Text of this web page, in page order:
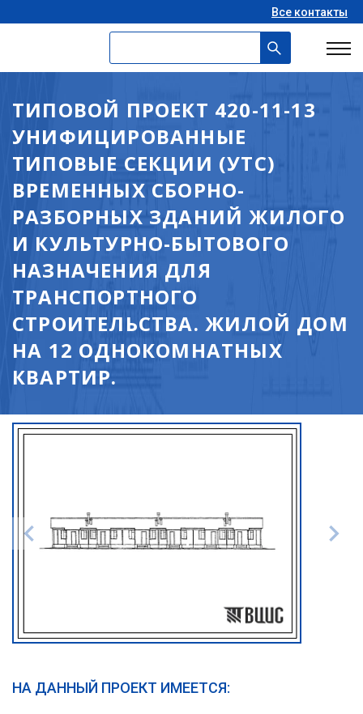
Все контакты
ТИПОВОЙ ПРОЕКТ 420-11-13
УНИФИЦИРОВАННЫЕ
ТИПОВЫЕ СЕКЦИИ (УТС)
ВРЕМЕННЫХ СБОРНО-
РАЗБОРНЫХ ЗДАНИЙ ЖИЛОГО
И КУЛЬТУРНО-БЫТОВОГО
НАЗНАЧЕНИЯ ДЛЯ
ТРАНСПОРТНОГО
СТРОИТЕЛЬСТВА. ЖИЛОЙ ДОМ
НА 12 ОДНОКОМНАТНЫХ
КВАРТИР.
НА ДАННЫЙ ПРОЕКТ ИМЕЕТСЯ: